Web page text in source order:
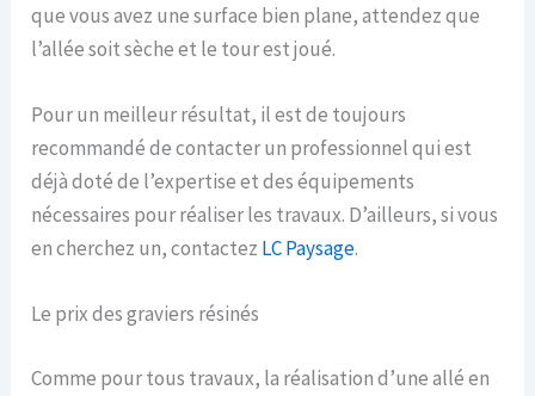
que vous avez une surface bien plane, attendez que
l’allée soit sèche et le tour est joué.
Pour un meilleur résultat, il est de toujours
recommandé de contacter un professionnel qui est
déjà doté de l’expertise et des équipements
nécessaires pour réaliser les travaux. D’ailleurs, si vous
en cherchez un, contactez LC Paysage.
Le prix des graviers résinés
Comme pour tous travaux, la réalisation d’une allé en